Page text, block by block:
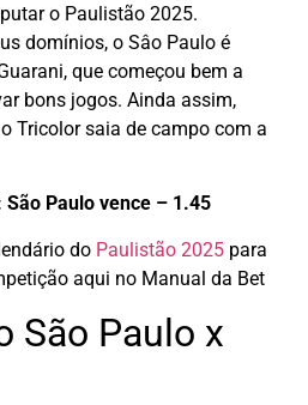
o Paulistão 2025.
domínios, o Sâo Paulo é
que começou bem a
bons jogos. Ainda assim,
Tricolor saia de campo com a
Paulo vence – 1.45
do Paulistão 2025 para
aqui no Manual da Bet
São Paulo x